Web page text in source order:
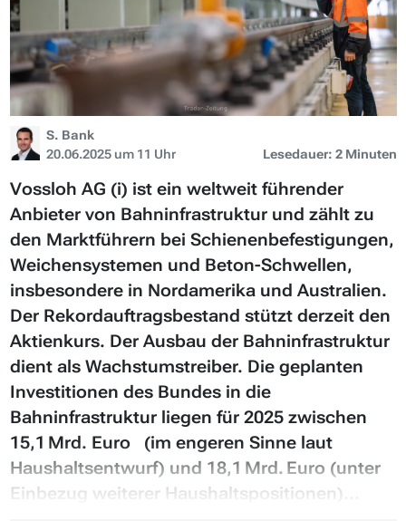
S. Bank
20.06.2025 um 11 Uhr
Lesedauer: 2 Minuten
Vossloh AG (i) ist ein weltweit führender
Anbieter von Bahninfrastruktur und zählt zu
den Marktführern bei Schienenbefestigungen,
Weichensystemen und Beton-Schwellen,
insbesondere in Nordamerika und Australien.
Der Rekordauftragsbestand stützt derzeit den
Aktienkurs. Der Ausbau der Bahninfrastruktur
dient als Wachstumstreiber. Die geplanten
Investitionen des Bundes in die
Bahninfrastruktur liegen für 2025 zwischen
15,1 Mrd. Euro (im engeren Sinne laut
Haushaltsentwurf) und 18,1 Mrd. Euro (unter
Einbezug weiterer Haushaltspositionen)...